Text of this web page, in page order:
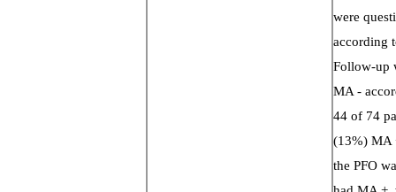
were
according
Follow-up
MA -
44 of 74
(13%) MA
the PFO